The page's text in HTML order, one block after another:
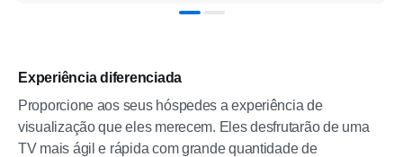
Experiência diferenciada
Proporcione aos seus hóspedes a experiência de
visualização que eles merecem. Eles desfrutarão de uma
TV mais ágil e rápida com grande quantidade de